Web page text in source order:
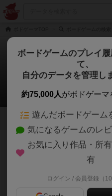
ヒューゴ オ
てうさん
6
103名 1名 0 約2
500種類以上のボードゲー
ビューしています。
ボードゲームのプレイ
て、
自分のデータを管理し
約75,000人がボドゲーマ
遊んだボードゲーム
気になるゲームのレ
お気に入り作品・所
有
ログイン / 会員登録（10